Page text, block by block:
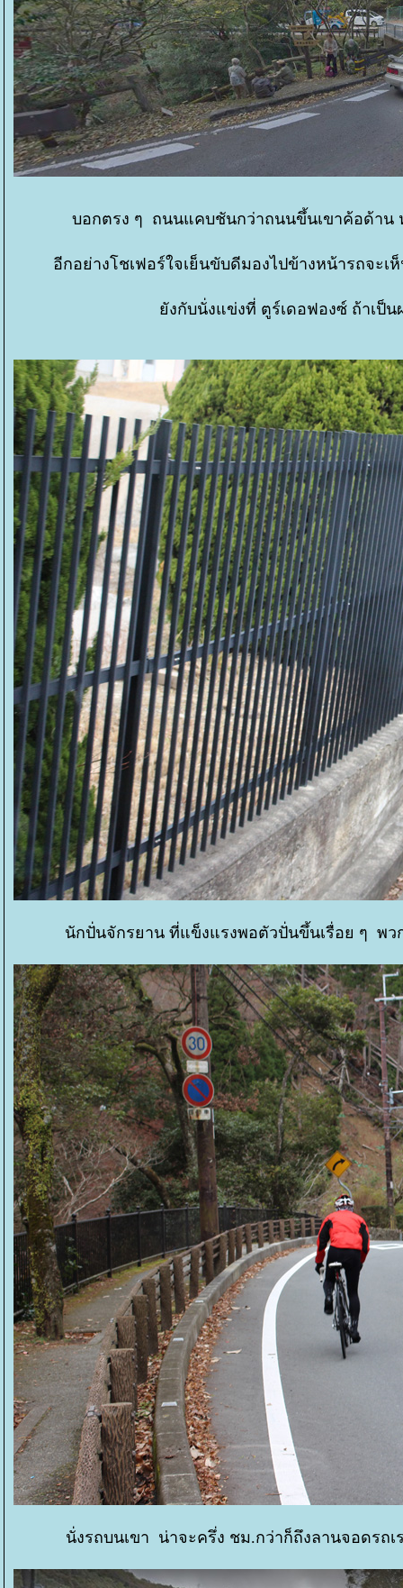
บอกตรง ๆ ถนนแคบชันกว่าถนนขึ้นเขาค้อด้าน
อีกอย่างโชเฟอร์ใจเย็นขับดีมองไปข้างหน้ารถจะ
งกับนั่งแข่งที่ ตูร์เดอฟองซ์ ถ้าเป็น
นักปั่นจักรยาน ที่แข็งแรงพอตัวปั่นขึ้นเรื่อย ๆ พว
นั่งรถบนเขา น่าจะครึ่ง ชม.กว่าก็ถึงลานจอดรถ